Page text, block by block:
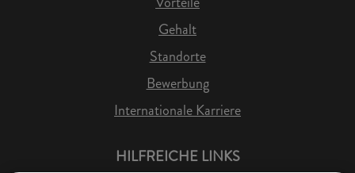
Gehalt
Standorte
Bewerbung
Internationale Karriere
HILFREICHE LINKS